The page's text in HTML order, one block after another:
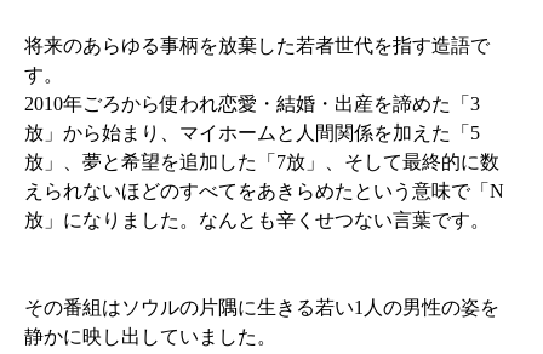
将来のあらゆる事柄を放棄した若者世代を指す造語で
す。
2010年ごろから使われ恋愛・結婚・出産を諦めた「3
放」から始まり、マイホームと人間関係を加えた「5
放」、夢と希望を追加した「7放」、そして最終的に数
えられないほどのすべてをあきらめたという意味で「N
放」になりました。なんとも辛くせつない言葉です。
その番組はソウルの片隅に生きる若い1人の男性の姿を
静かに映し出していました。